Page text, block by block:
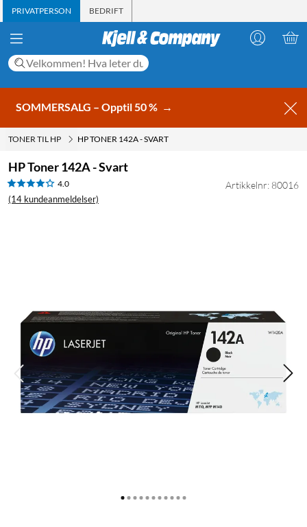
PRIVATPERSON BEDRIFT
SOMMERSALG – Opptil 50 % →
TONER TIL HP HP TONER 142A - SVART
HP Toner 142A - Svart
4.0
(14 kundeanmeldelser)
Artikkelnr: 80016